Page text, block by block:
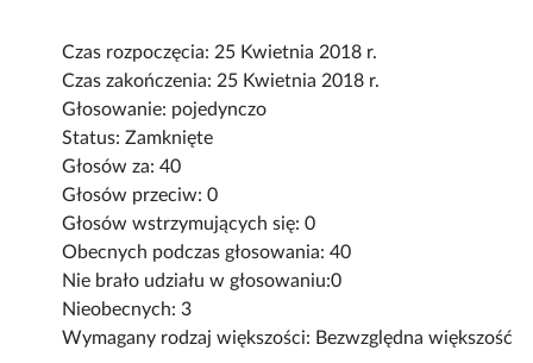
Czas rozpoczęcia: 25 Kwietnia 2018 r.
Czas zakończenia: 25 Kwietnia 2018 r.
Głosowanie: pojedynczo
Status: Zamknięte
Głosów za: 40
Głosów przeciw: 0
Głosów wstrzymujących się: 0
Obecnych podczas głosowania: 40
Nie brało udziału w głosowaniu:0
Nieobecnych: 3
Wymagany rodzaj większości: Bezwzględna większość